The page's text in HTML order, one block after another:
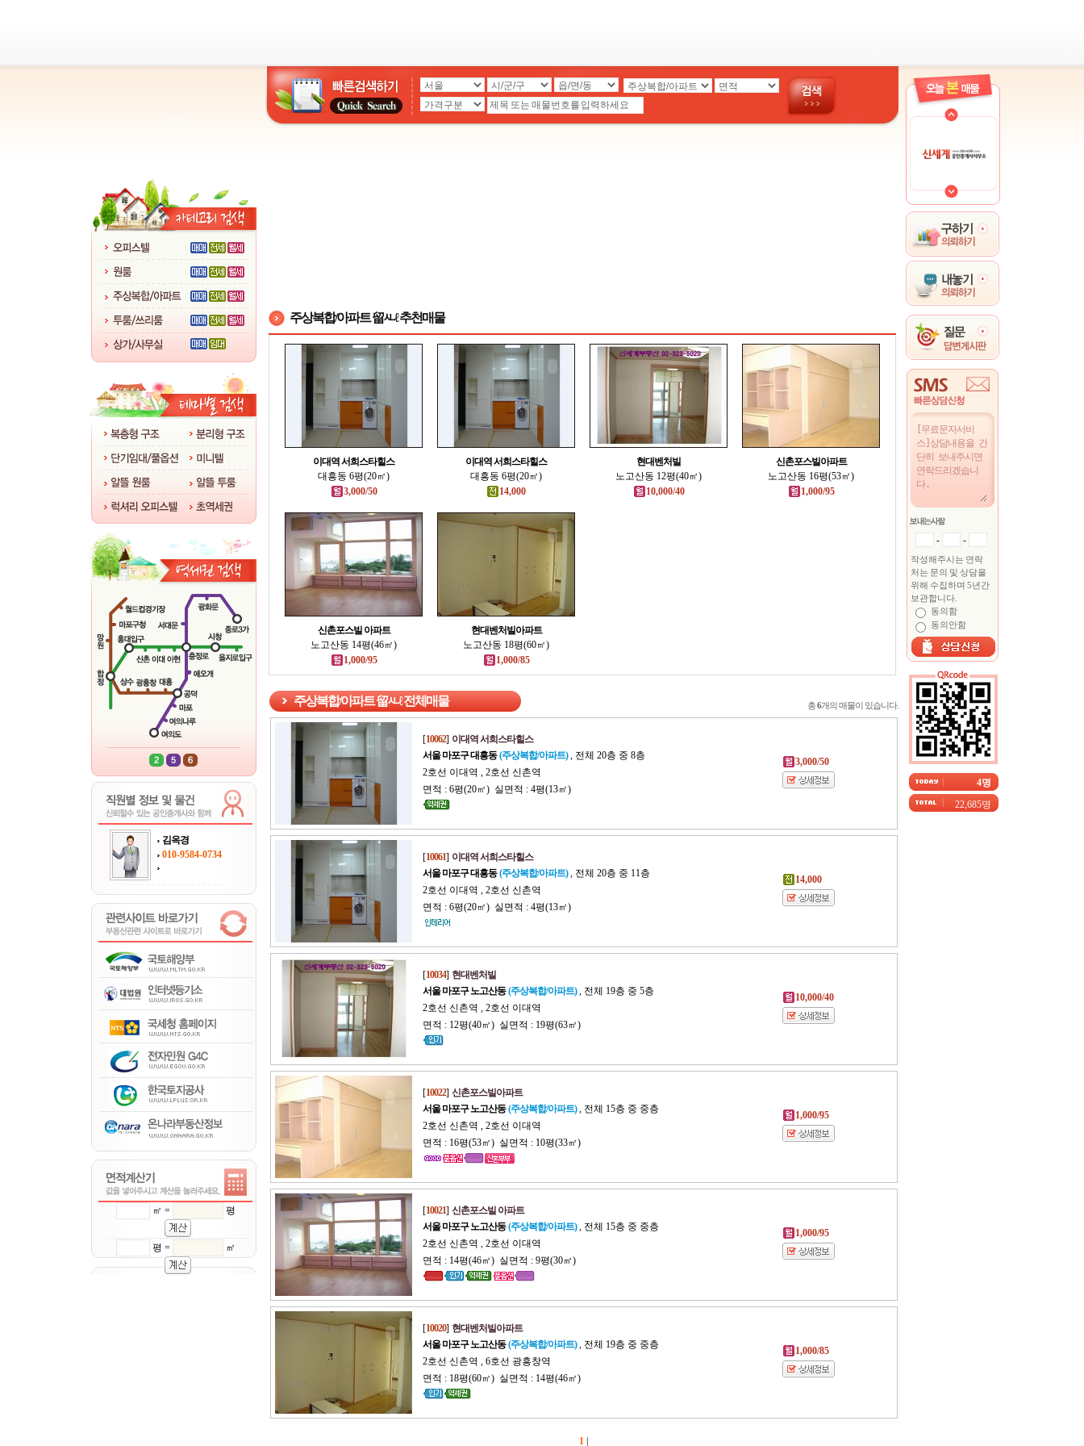
김옥경
010-9584-0734
㎡ = 평
평 = ㎡
주상복합/아파트 留ㅻℓ 추천매물
이대역 서희스타힐스
대흥동 6평(20㎡)
3,000/50
이대역 서희스타힐스
대흥동 6평(20㎡)
14,000
현대벤처빌
노고산동 12평(40㎡)
10,000/40
신촌포스빌아파트
노고산동 16평(53㎡)
1,000/95
신촌포스빌 아파트
노고산동 14평(46㎡)
1,000/95
현대벤처빌아파트
노고산동 18평(60㎡)
1,000/85
주상복합/아파트 留ㅻℓ 전체매물 총6개의 매물이 있습니다.
[10062] 이대역 서희스타힐스
서울 마포구 대흥동 (주상복합/아파트), 전체 20층 중 8층
2호선 이대역 , 2호선 신촌역
면적 : 6평(20㎡) 실면적 : 4평(13㎡)
3,000/50
[10061] 이대역 서희스타힐스
서울 마포구 대흥동 (주상복합/아파트), 전체 20층 중 11층
2호선 이대역 , 2호선 신촌역
면적 : 6평(20㎡) 실면적 : 4평(13㎡)
14,000
[10034] 현대벤처빌
서울 마포구 노고산동 (주상복합/아파트), 전체 19층 중 5층
2호선 신촌역 , 2호선 이대역
면적 : 12평(40㎡) 실면적 : 19평(63㎡)
10,000/40
[10022] 신촌포스빌아파트
서울 마포구 노고산동 (주상복합/아파트), 전체 15층 중 중층
2호선 신촌역 , 2호선 이대역
면적 : 16평(53㎡) 실면적 : 10평(33㎡)
1,000/95
[10021] 신촌포스빌 아파트
서울 마포구 노고산동 (주상복합/아파트), 전체 15층 중 중층
2호선 신촌역 , 2호선 이대역
면적 : 14평(46㎡) 실면적 : 9평(30㎡)
1,000/95
[10020] 현대벤처빌아파트
서울 마포구 노고산동 (주상복합/아파트), 전체 19층 중 중층
2호선 신촌역 , 6호선 광흥창역
면적 : 18평(60㎡) 실면적 : 14평(46㎡)
1,000/85
1
- -
작성해주시는 연락
처는 문의 및 상담을
위해 수집하며 5년간
보관합니다.
동의함
동의안함
4명
22,685명